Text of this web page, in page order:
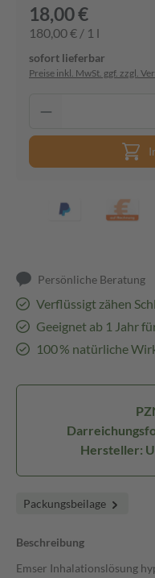
18,00 €
180,00 € / 1 l
sofort lieferbar
Preise inkl. MwSt. ggf. zzgl.
Persönliche Beratung
Verflüssigt zähen
Geeignet ab 1 Jahr
100 % natürliche
Hersteller:
Packungsbeilage
Beschreibung
Emser Inhalationslösung